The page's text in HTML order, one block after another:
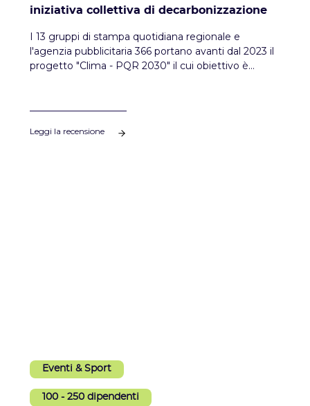
iniziativa collettiva di decarbonizzazione
I 13 gruppi di stampa quotidiana regionale e
l'agenzia pubblicitaria 366 portano avanti dal 2023 il
progetto "Clima - PQR 2030" il cui obiettivo è
Leggi la recensione
Eventi & Sport
100 - 250 dipendenti